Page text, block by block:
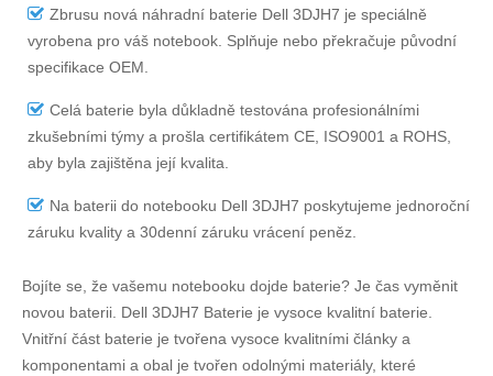
Zbrusu nová náhradní baterie Dell 3DJH7 je speciálně
vyrobena pro váš notebook. Splňuje nebo překračuje původní
specifikace OEM.
Celá baterie byla důkladně testována profesionálními
zkušebními týmy a prošla certifikátem CE, ISO9001 a ROHS,
aby byla zajištěna její kvalita.
Na baterii do notebooku Dell 3DJH7 poskytujeme jednoroční
záruku kvality a 30denní záruku vrácení peněz.
Bojíte se, že vašemu notebooku dojde baterie? Je čas vyměnit
novou baterii. Dell 3DJH7 Baterie je vysoce kvalitní baterie.
Vnitřní část baterie je tvořena vysoce kvalitními články a
komponentami a obal je tvořen odolnými materiály, které